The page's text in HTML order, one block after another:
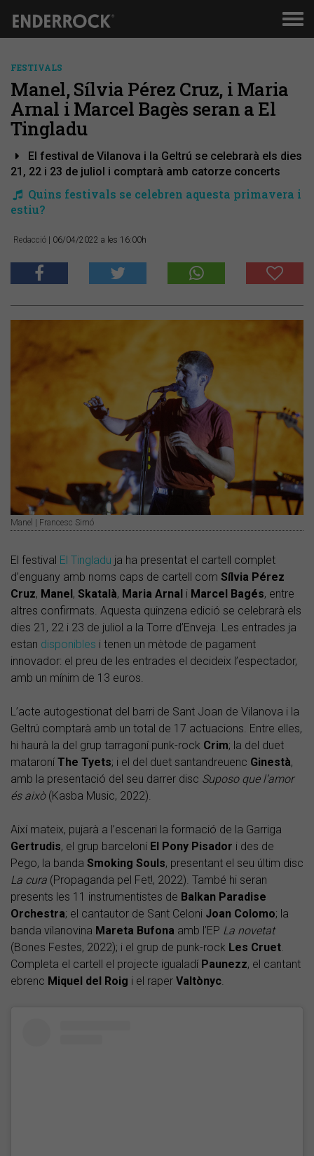
FESTIVALS
Manel, Sílvia Pérez Cruz, i Maria
Arnal i Marcel Bagès seran a El
Tingladu
El festival de Vilanova i la Geltrú se celebrarà els dies
21, 22 i 23 de juliol i comptarà amb catorze concerts
Quins festivals se celebren aquesta primavera i
estiu?
Redacció | 06/04/2022 a les 16:00h
Manel | Francesc Simó
El festival El Tingladu ja ha presentat el cartell complet
d’enguany amb noms caps de cartell com Sílvia Pérez
Cruz, Manel , Skatalà, Maria Arnal i Marcel Bagés, entre
altres confirmats. Aquesta quinzena edició se celebrarà els
dies 21, 22 i 23 de juliol a la Torre d’Enveja. Les entrades ja
estan disponibles i tenen un mètode de pagament
innovador: el preu de les entrades el decideix l’espectador,
amb un mínim de 13 euros.
L’acte autogestionat del barri de Sant Joan de Vilanova i la
Geltrú comptarà amb un total de 17 actuacions. Entre elles,
hi haurà la del grup tarragoní punk-rock Crim; la del duet
mataroní The Tyets; i el del duet santandreuenc Ginestà,
amb la presentació del seu darrer disc Suposo que l’amor
és això(Kasba Music, 2022).
Així mateix, pujarà a l’escenari la formació de la Garriga
Gertrudis, el grup barceloní El Pony Pisador i des de
Pego, la banda Smoking Souls, presentant el seu últim disc
La cura (Propaganda pel Fet!, 2022). També hi seran
presents les 11 instrumentistes de Balkan Paradise
Orchestra; el cantautor de Sant Celoni Joan Colomo; la
banda vilanovina Mareta Bufona amb l’EP La novetat
(Bones Festes, 2022); i el grup de punk-rock Les Cruet.
Completa el cartell el projecte igualadí Paunezz, el cantant
ebrenc Miquel del Roig i el raper Valtònyc.